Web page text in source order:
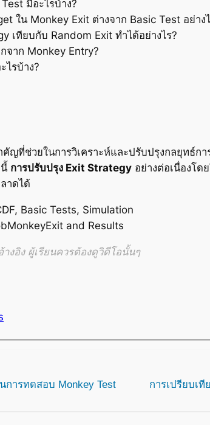
มีอะไรบ้าง?
ใน Monkey Exit ต่างจาก Basic Test อย่าง
เทียบกับ Random Exit ทำได้อย่างไร?
จาก Monkey Entry?
ไรบ้าง?
คัญที่ช่วยในการวิเคราะห์และปรับปรุงกลยุทธ์ก
การปรับปรุง Exit Strategy อย่างต่อเนื่องโด
าดได้
Basic Tests, Simulation
and Results
งอิง ผู้เรียนควรต้องดูวิดีโอนั้นๆ
การทดสอบ Monkey Test
การเปรียบเที